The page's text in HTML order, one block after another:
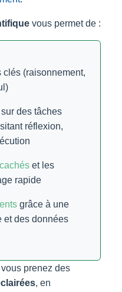
vous permet de :
clés (raisonnement,
sur des tâches
réflexion,
et les
rapide
grâce à une
et des données
prenez des
, en